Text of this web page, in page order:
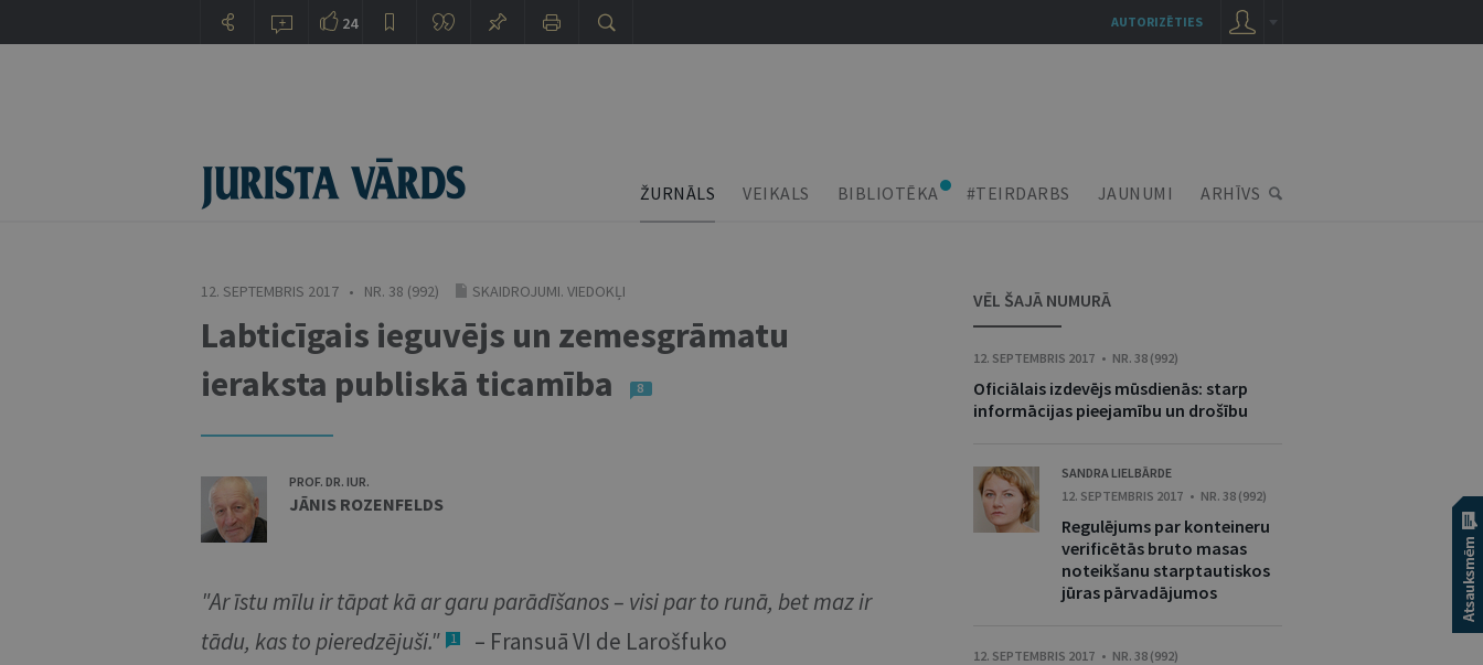
ŽURNĀLS VEIKALS BIBLIOTĒKA #TEIRDARBS JAUNUMI ARHĪVS
12. SEPTEMBRIS 2017 • NR. 38 (992) SKAIDROJUMI. VIEDOKĻI
Labticīgais ieguvējs un zemesgrāmatu
ieraksta publiskā ticamība
8
PROF. DR. IUR.
JĀNIS ROZENFELDS
"Ar īstu mīlu ir tāpat kā ar garu parādīšanos – visi par to runā, bet maz ir
tādu, kas to pieredzējuši."
1 – Fransuā VI de Larošfuko
VĒL ŠAJĀ NUMURĀ
12. SEPTEMBRIS 2017 • NR. 38 (992)
Oficiālais izdevējs mūsdienās: starp
informācijas pieejamību un drošību
SANDRA LIELBĀRDE
12. SEPTEMBRIS 2017 • NR. 38 (992)
Regulējums par konteineru
verificētās bruto masas
noteikšanu starptautiskos
jūras pārvadājumos
12. SEPTEMBRIS 2017 • NR. 38 (992)
24 AUTORIZĒTIES